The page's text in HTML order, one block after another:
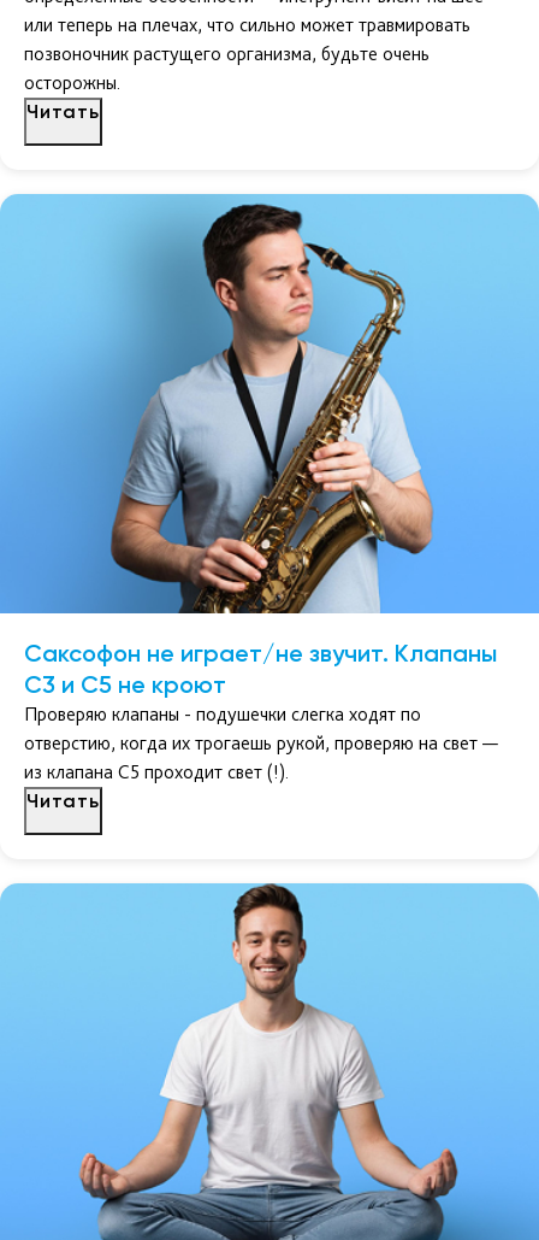
или теперь на плечах, что сильно может травмировать
позвоночник растущего организма, будьте очень
осторожны.
Читать
Саксофон не играет/не звучит. Клапаны
C3 и C5 не кроют
Проверяю клапаны - подушечки слегка ходят по
отверстию, когда их трогаешь рукой, проверяю на свет —
из клапана C5 проходит свет (!).
Читать